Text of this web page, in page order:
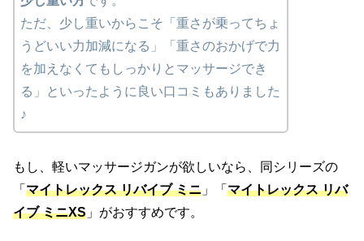
ただ、少し重いからこそ「重さが乗ってちょ
うどいい力加減になる」「重さのおかげで力
を加えなくてもしっかりとマッサージでき
る」といったように良い口コミもありました
♪
もし、軽いマッサージガンが欲しいなら、同シリーズの
「 マイトレックス リバイブ ミニ 」「 マイトレックス リバ
イブ ミニXS 」がおすすめです。